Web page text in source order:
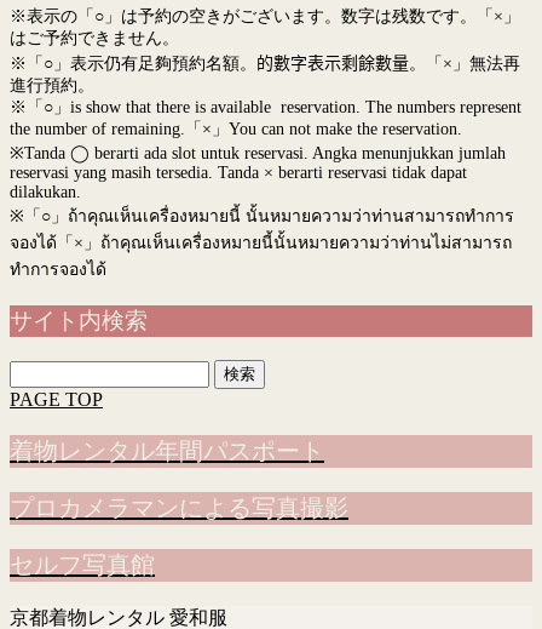
※表示の「○」は予約の空きがございます。数字は残数です。「×」
はご予約できません。
※「○」表示仍有足夠預約名額。 的數字表示剩餘數量。「×」無法再
進行預約。
※「○」is show that there is available reservation. The numbers represent
the number of remaining.「×」You can not make the reservation.
※Tanda ◯ berarti ada slot untuk reservasi. Angka menunjukkan jumlah
reservasi yang masih tersedia. Tanda × berarti reservasi tidak dapat
dilakukan.
※ 「○」ถ้าคุณเห็นเครื่องหมายนี้ นั้นหมายความว่าท่านสามารถทำการ
จองได้「×」ถ้าคุณเห็นเครื่องหมายนี้นั้นหมายความว่าท่านไม่สามารถ
ทำการจองได้
サイト内検索
索:
PAGE TOP
着物レンタル年間パスポート
プロカメラマンによる写真撮影
セルフ写真館
京都着物レンタル 愛和服